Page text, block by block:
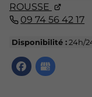
ROUSSE
09 74 56 42 17
Disponibilité :24h/